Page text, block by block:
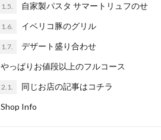
1.5. 自家製パスタ サマートリュフのせ
1.6. イベリコ豚のグリル
1.7. デザート盛り合わせ
やっぱりお値段以上のフルコース
2.1. 同じお店の記事はコチラ
Shop Info